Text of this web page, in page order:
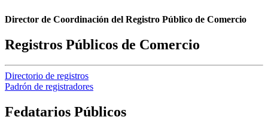
Director de Coordinación del Registro Público de Comercio
Registros Públicos de Comercio
Directorio de registros
Padrón de registradores
Fedatarios Públicos